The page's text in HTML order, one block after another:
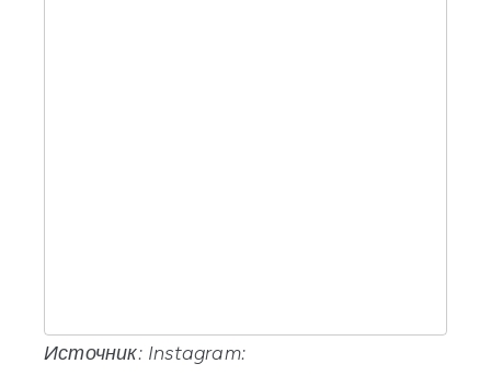
Источник: Instagram: